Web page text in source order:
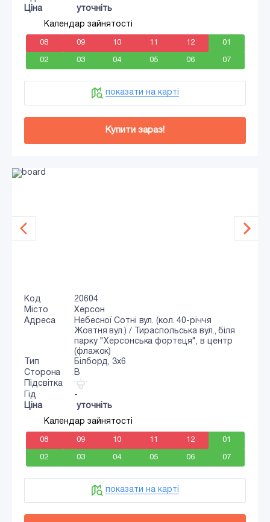
Ціна
уточніть
Календар зайнятості
08 09 10 11 12 01
02 03 04 05 06 07
показати на карті
Купити зараз!
Код
20604
Місто
Херсон
Адреса
Небесної Сотні вул. (кол. 40-річчя
Жовтня вул.) / Тираспольська вул., біля
парку "Херсонська фортеця", в центр
(флажок)
Тип
Білборд, 3x6
Сторона
B
Підсвітка
Гід
-
Ціна
уточніть
Календар зайнятості
08 09 10 11 12 01
02 03 04 05 06 07
показати на карті